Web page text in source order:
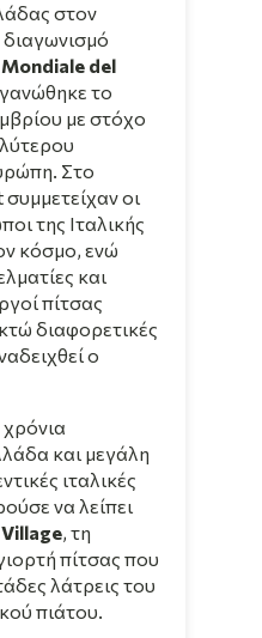
στον
διαγωνισμό
del
το
με στόχο
Στο
οι
της Ιταλικής
κόσμο, ενώ
και
πίτσας
διαφορετικές
ο
χρόνια
και μεγάλη
ιταλικές
να λείπει
, τη
πίτσας που
λάτρεις του
πιάτου.